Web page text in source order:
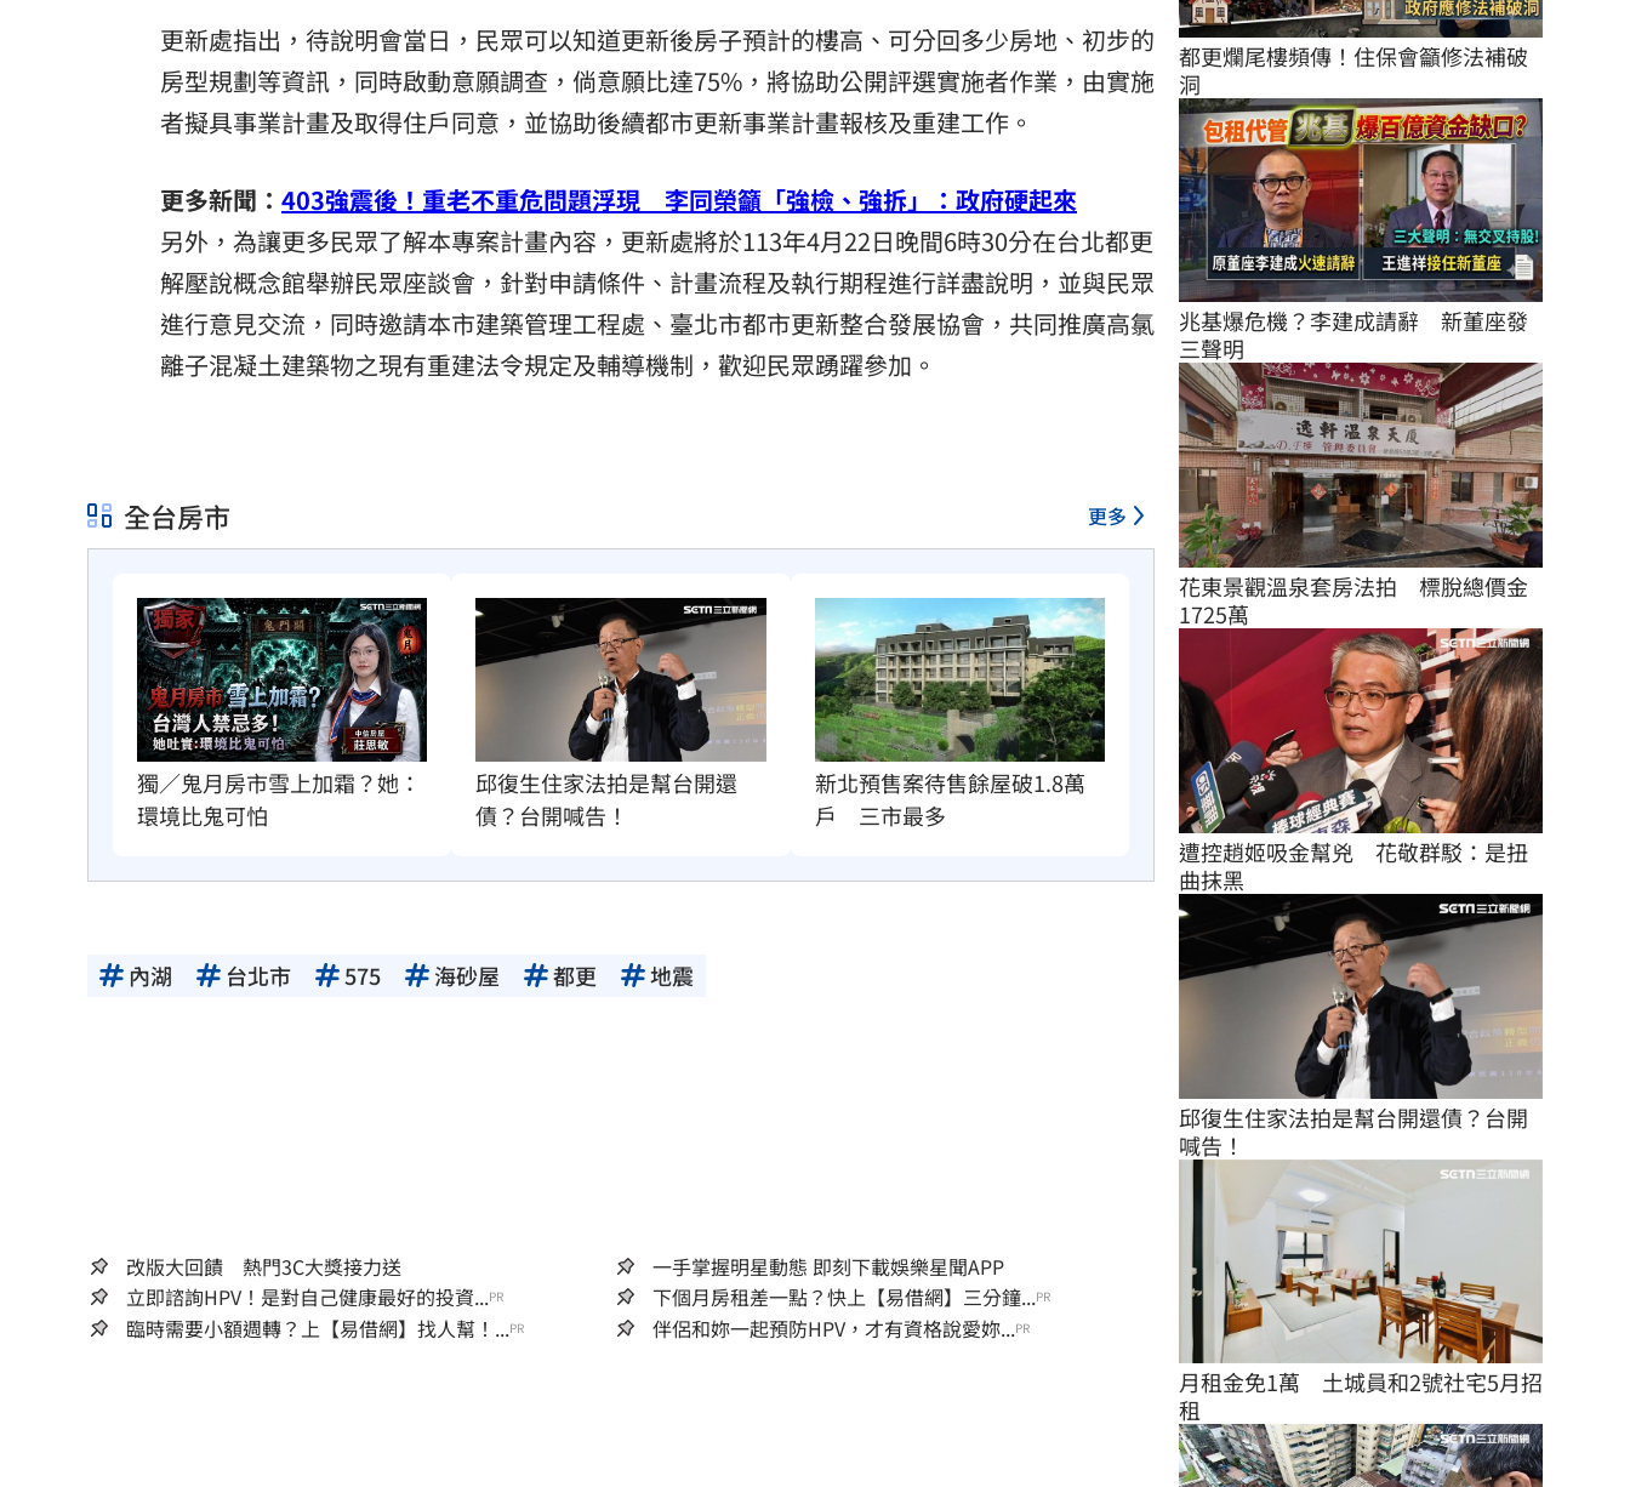
更新處指出，待說明會當日，民眾可以知道更新後房子預計的樓高、可分回多少房地、初步的
房型規劃等資訊，同時啟動意願調查，倘意願比達75%，將協助公開評選實施者作業，由實施
者擬具事業計畫及取得住戶同意，並協助後續都市更新事業計畫報核及重建工作。
更多新聞： 403強震後！重老不重危問題浮現 李同榮籲「強檢、強拆」：政府硬起來
另外，為讓更多民眾了解本專案計畫內容，更新處將於113年4月22日晚間6時30分在台北都更
解壓說概念館舉辦民眾座談會，針對申請條件、計畫流程及執行期程進行詳盡說明，並與民眾
進行意見交流，同時邀請本市建築管理工程處、臺北市都市更新整合發展協會，共同推廣高氯
離子混凝土建築物之現有重建法令規定及輔導機制，歡迎民眾踴躍參加。
全台房市 更多
獨／鬼月房市雪上加霜？她：
環境比鬼可怕
邱復生住家法拍是幫台開還
債？台開喊告！
新北預售案待售餘屋破1.8萬
戶　三市最多
內湖 台北市 575 海砂屋 都更 地震
改版大回饋 熱門3C大獎接力送
一手掌握明星動態 即刻下載娛樂星聞APP
立即諮詢HPV！是對自己健康最好的投資...PR 下個月房租差一點？快上【易借網】三分鐘...PR
臨時需要小額週轉？上【易借網】找人幫！...PR 伴侶和妳一起預防HPV，才有資格說愛妳...PR
都更爛尾樓頻傳！住保會籲修法補破
洞
兆基爆危機？李建成請辭　新董座發
三聲明
花東景觀溫泉套房法拍　標脫總價金
1725萬
遭控趙姬吸金幫兇　花敬群駁：是扭
曲抹黑
邱復生住家法拍是幫台開還債？台開
喊告！
月租金免1萬　土城員和2號社宅5月招
租